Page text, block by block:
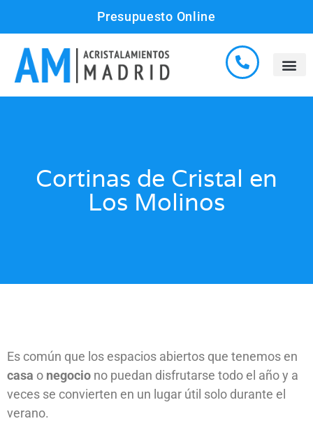
Presupuesto Online
Cortinas de Cristal en
Los Molinos
Es común que los espacios abiertos que tenemos en
casa o negocio no puedan disfrutarse todo el año y a
veces se convierten en un lugar útil solo durante el
verano.